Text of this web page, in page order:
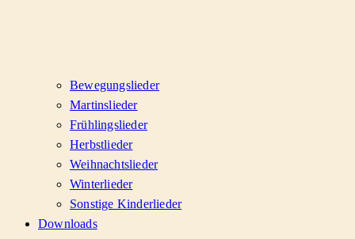
Bewegungslieder
Martinslieder
Frühlingslieder
Herbstlieder
Weihnachtslieder
Winterlieder
Sonstige Kinderlieder
Downloads